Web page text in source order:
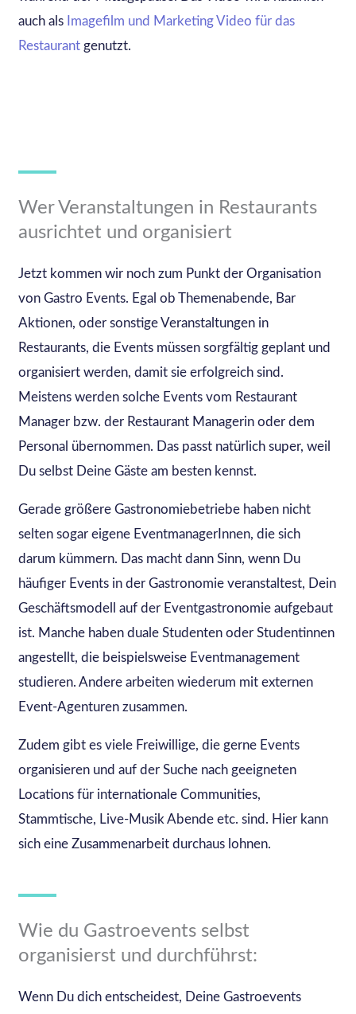
auch als Imagefilm und Marketing Video für das
Restaurantgenutzt.
Wer Veranstaltungen in Restaurants
ausrichtet und organisiert
Jetzt kommen wir noch zum Punkt der Organisation
von Gastro Events. Egal ob Themenabende, Bar
Aktionen, oder sonstige Veranstaltungen in
Restaurants, die Events müssen sorgfältig geplant und
organisiert werden, damit sie erfolgreich sind.
Meistens werden solche Events vom Restaurant
Manager bzw. der Restaurant Managerin oder dem
Personal übernommen. Das passt natürlich super, weil
Du selbst Deine Gäste am besten kennst.
Gerade größere Gastronomiebetriebe haben nicht
selten sogar eigene EventmanagerInnen, die sich
darum kümmern. Das macht dann Sinn, wenn Du
häufiger Events in der Gastronomie veranstaltest, Dein
Geschäftsmodell auf der Eventgastronomie aufgebaut
ist. Manche haben duale Studenten oder Studentinnen
angestellt, die beispielsweise Eventmanagement
studieren. Andere arbeiten wiederum mit externen
Event-Agenturen zusammen.
Zudem gibt es viele Freiwillige, die gerne Events
organisieren und auf der Suche nach geeigneten
Locations für internationale Communities,
Stammtische, Live-Musik Abende etc. sind. Hier kann
sich eine Zusammenarbeit durchaus lohnen.
Wie du Gastroevents selbst
organisierst und durchführst:
Wenn Du dich entscheidest, Deine Gastroevents